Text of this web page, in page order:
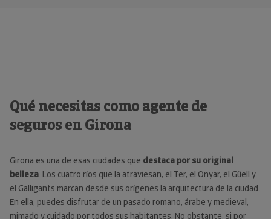
Qué necesitas como agente de
seguros en Girona
Girona es una de esas ciudades que destaca por su original
belleza. Los cuatro ríos que la atraviesan, el Ter, el Onyar, el Güell y
el Galligants marcan desde sus orígenes la arquitectura de la ciudad.
En ella, puedes disfrutar de un pasado romano, árabe y medieval,
mimado y cuidado por todos sus habitantes. No obstante, si por